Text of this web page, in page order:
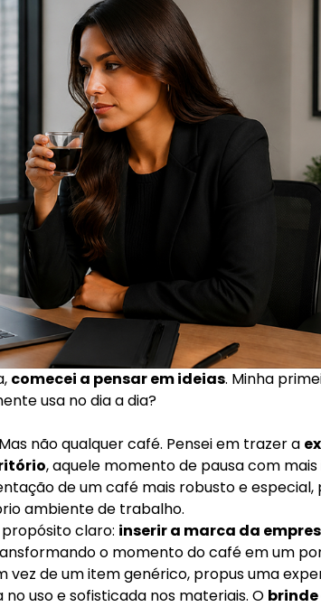
comecei a pensar em ideias. Minha
usa no dia a dia?
não qualquer café. Pensei em trazer a
, aquele momento de pausa com
de um café mais robusto e
ambiente de trabalho.
claro: inserir a marca da
o momento do café em um
vez de um item genérico, propus uma
uso e sofisticada nos materiais. O brinde